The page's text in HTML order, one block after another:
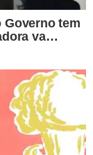
a sair da
leste
desobstruída
A Lua já